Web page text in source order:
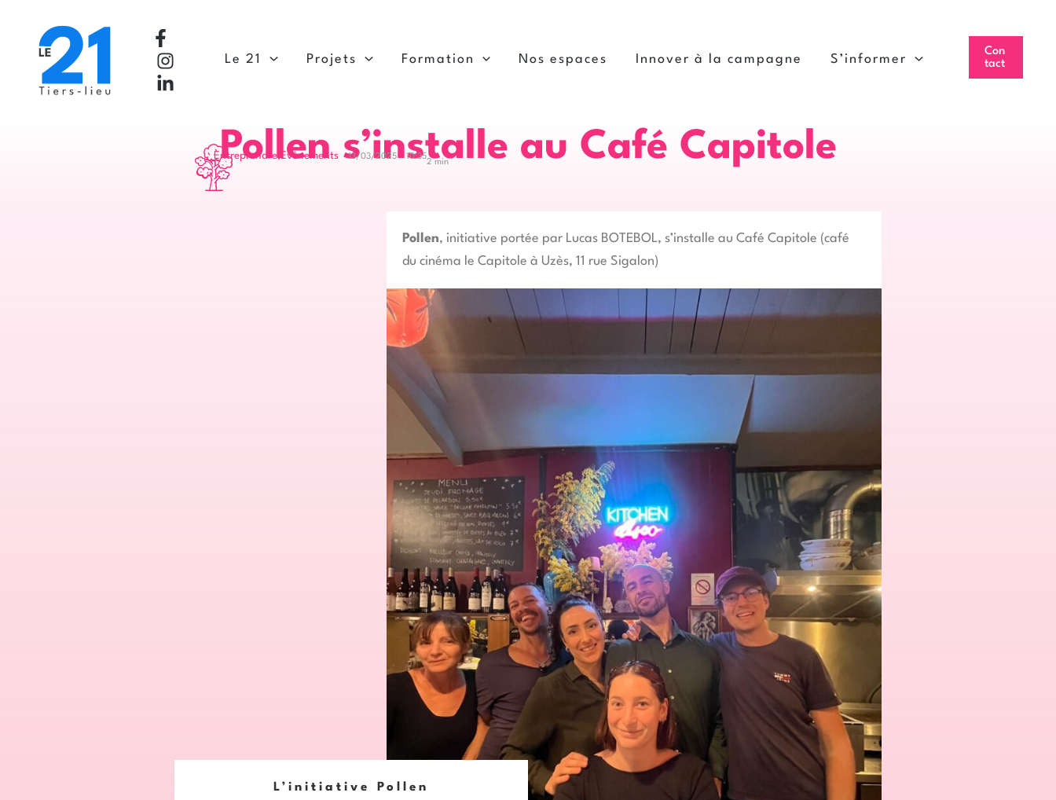
contenu
Le 21 Projets Formation Nos espaces Innover à la campagne S’informer
Con
tact
Pollen s’installe au Café Capitole
Entreprendre Evènements 13/03/2025 10:35
2 min
Pollen, initiative portée par Lucas BOTEBOL, s’installe au Café Capitole (café
du cinéma le Capitole à Uzès, 11 rue Sigalon)
L’initiative Pollen